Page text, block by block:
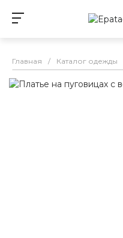
Главная / Каталог одежды